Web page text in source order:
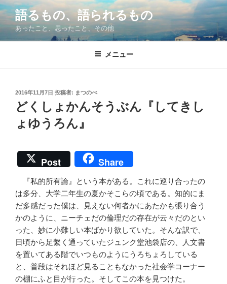
コ
ン
語るもの、語られるもの
あったこと、思ったこと、その他
メニュー
投
稿
日:
2016年11月7日 投稿者: まつのべ
どくしょかんそうぶん『してきし
ょゆうろん』
Post Share
『私的所有論』という本がある。これに巡り合ったの
は多分、大学二年生の夏かそこらの頃である。知的にま
だ多感だった僕は、見えない何者かにあたかも張り合う
かのように、ニーチェだの倫理だの存在が云々だのとい
った、妙に小難しい本ばかり欲していた。そんな訳で、
日頃から足繫く通っていたジュンク堂池袋店の、人文書
を置いてある階でいつものようにうろちょろしている
と、普段はそれほど見ることもなかった社会学コーナー
の棚にふと目が行った。そしてこの本を見つけた。